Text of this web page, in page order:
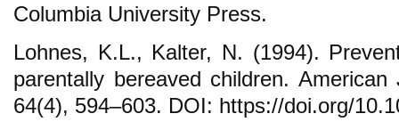
Columbia University Press.
Lohnes, K.L., Kalter, N. (1994).
parentally bereaved children.
64(4), 594–603. DOI: https://doi.org/